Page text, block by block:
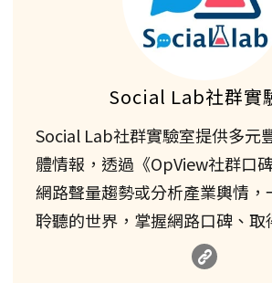
Social Lab社群實
Social Lab社群實驗室提供多元
體情報，透過《OpView社群口
網路聲量趨勢或分析產業輿情，
聆聽的世界，掌握網路口碑、取